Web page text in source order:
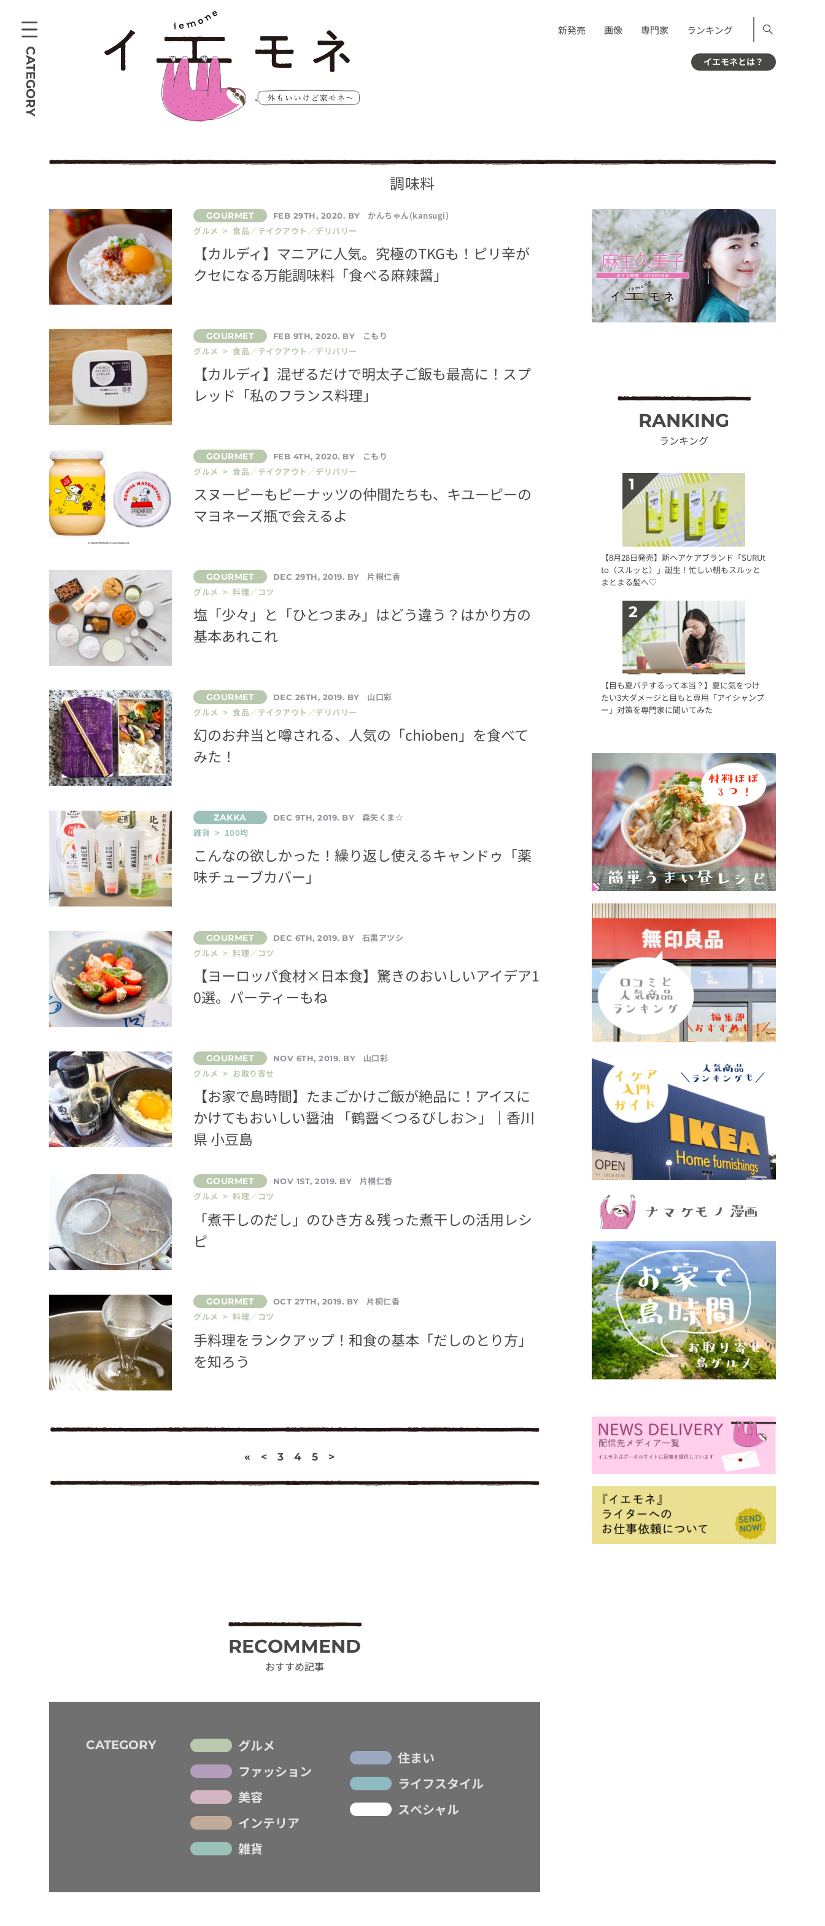
CATEGORY
新発売 画像 専門家 ランキング
イエモネとは？
調味料
FEB 29TH, 2020. BY
かんちゃん(kansugi)
グルメ > 食品／テイクアウト／デリバリー
【カルディ】マニアに人気。究極のTKGも！ピリ辛が
クセになる万能調味料「食べる麻辣醤」
FEB 9TH, 2020. BY
こもり
グルメ > 食品／テイクアウト／デリバリー
【カルディ】混ぜるだけで明太子ご飯も最高に！スプ
レッド「私のフランス料理」
FEB 4TH, 2020. BY
こもり
グルメ > 食品／テイクアウト／デリバリー
スヌーピーもピーナッツの仲間たちも、キユーピーの
マヨネーズ瓶で会えるよ
DEC 29TH, 2019. BY
片桐仁香
グルメ > 料理／コツ
塩「少々」と「ひとつまみ」はどう違う？はかり方の
基本あれこれ
DEC 26TH, 2019. BY
山口彩
グルメ > 食品／テイクアウト／デリバリー
幻のお弁当と噂される、人気の「chioben」を食べて
みた！
DEC 9TH, 2019. BY
森矢くま☆
雑貨 > 100均
こんなの欲しかった！繰り返し使えるキャンドゥ「薬
味チューブカバー」
DEC 6TH, 2019. BY
石黒アツシ
グルメ > 料理／コツ
【ヨーロッパ食材×日本食】驚きのおいしいアイデア1
0選。パーティーもね
NOV 6TH, 2019. BY
山口彩
グルメ > お取り寄せ
【お家で島時間】たまごかけご飯が絶品に！アイスに
かけてもおいしい醤油 「鶴醤＜つるびしお＞」｜香川
県 小豆島
NOV 1ST, 2019. BY
片桐仁香
グルメ > 料理／コツ
「煮干しのだし」のひき方＆残った煮干しの活用レシ
ピ
OCT 27TH, 2019. BY
片桐仁香
グルメ > 料理／コツ
手料理をランクアップ！和食の基本「だしのとり方」
を知ろう
« < 3 4 5 >
RECOMMEND
おすすめ記事
CATEGORY
グルメ
ファッション
美容
インテリア
雑貨
住まい
ライフスタイル
スペシャル
RANKING
ランキング
【8月28日発売】新ヘアケアブランド「SURUt
to（スルッと）」誕生！忙しい朝もスルッと
まとまる髪へ♡
【目も夏バテするって本当？】夏に気をつけ
たい3大ダメージと目もと専用「アイシャンプ
ー」対策を専門家に聞いてみた